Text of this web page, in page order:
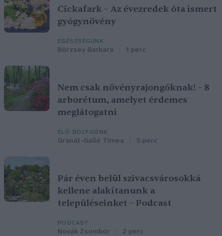
Cickafark – Az évezredek óta ismert
gyógynövény
EGÉSZSÉGÜNK
Börzsey Barbara 1 perc
Nem csak növényrajongóknak! – 8
arborétum, amelyet érdemes
meglátogatni
ÉLŐ BOLYGÓNK
Granát-Galló Tímea 5 perc
Pár éven belül szivacsvárosokká
kellene alakítanunk a
településeinket – Podcast
PODCAST
Novák Zsombor 2 perc